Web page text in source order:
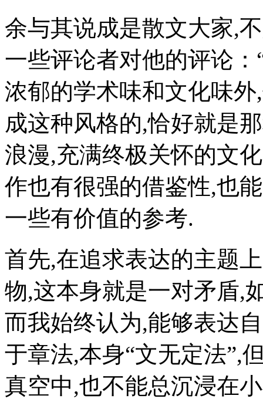
余与其说成是散文大家,
一些评论者对他的评论
浓郁的学术味和文化味
成这种风格的,恰好就是
浪漫,充满终极关怀的文
作也有很强的借鉴性,也
一些有价值的参考.
首先,在追求表达的主题
物,这本身就是一对矛盾,
而我始终认为,能够表达
于章法,本身“文无定法”,
真空中,也不能总沉浸在